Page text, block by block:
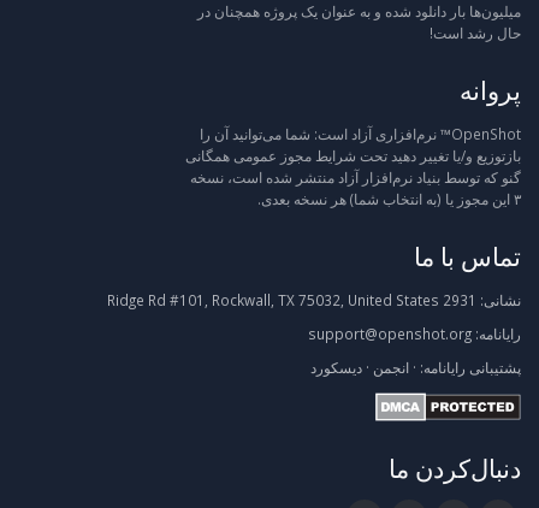
میلیون‌ها بار دانلود شده و به عنوان یک پروژه همچنان در
حال رشد است!
پروانه
OpenShot™ نرم‌افزاری آزاد است: شما می‌توانید آن را
بازتوزیع و/یا تغییر دهید تحت شرایط مجوز عمومی همگانی
گنو که توسط بنیاد نرم‌افزار آزاد منتشر شده است، نسخه
۳ این مجوز یا (به انتخاب شما) هر نسخه بعدی.
تماس با ما
نشانی:
رایانامه: support@openshot.org
پشتیبانی رایانامه: · انجمن · دیسکورد
دنبال‌کردن ما